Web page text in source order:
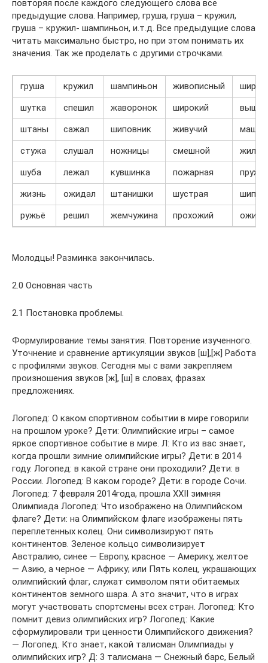
повторяя после каждого следующего слова все
предыдущие слова. Например, груша, груша – кружил,
груша – кружил- шампиньон, и.т.д. Все предыдущие слова
читать максимально быстро, но при этом понимать их
значения. Так же проделать с другими строчками.
груша кружил шампиньон живописный
шутка
спешил жаворонок широкий
штаны
сажал шиповник живучий
стужа
слушал ножницы смешной
шуба
лежал кувшинка пожарная
жизнь
ожидал штанишки шустрая
ружьё
решил жемчужина прохожий
Молодцы! Разминка закончилась.
2.0 Основная часть
2.1 Постановка проблемы.
Формулирование темы занятия. Повторение изученного.
Уточнение и сравнение артикуляции звуков [ш],[ж] Работа
с профилями звуков. Сегодня мы с вами закрепляем
произношения звуков [ж], [ш] в словах, фразах
предложениях.
Логопед: О каком спортивном событии в мире говорили
на прошлом уроке? Дети: Олимпийские игры – самое
яркое спортивное событие в мире. Л: Кто из вас знает,
когда прошли зимние олимпийские игры? Дети: в 2014
году. Логопед: в какой стране они проходили? Дети: в
России. Логопед: В каком городе? Дети: в городе Сочи.
Логопед: 7 февраля 2014года, прошла XXII зимняя
Олимпиада Логопед: Что изображено на Олимпийском
флаге? Дети: на Олимпийском флаге изображены пять
переплетенных колец. Они символизируют пять
континентов. Зеленое кольцо символизирует
Австралию, синее — Европу, красное — Америку, желтое
— Азию, а черное — Африку; или Пять колец, украшающих
олимпийский флаг, служат символом пяти обитаемых
континентов земного шара. А это значит, что в играх
могут участвовать спортсмены всех стран. Логопед: Кто
помнит девиз олимпийских игр? Логопед: Какие
сформулировали три ценности Олимпийского движения?
— Логопед. Кто знает, какой талисман Олимпиады у
олимпийских игр? Д: 3 талисмана — Снежный барс, Белый